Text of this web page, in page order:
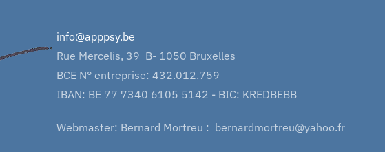
info@apppsy.be
Rue Mercelis, 39 B- 1050 Bruxelles
BCE N° entreprise: 432.012.759
IBAN: BE 77 7340 6105 5142 - BIC: KREDBEBB
Webmaster: Bernard Mortreu : bernardmortreu@yahoo.fr